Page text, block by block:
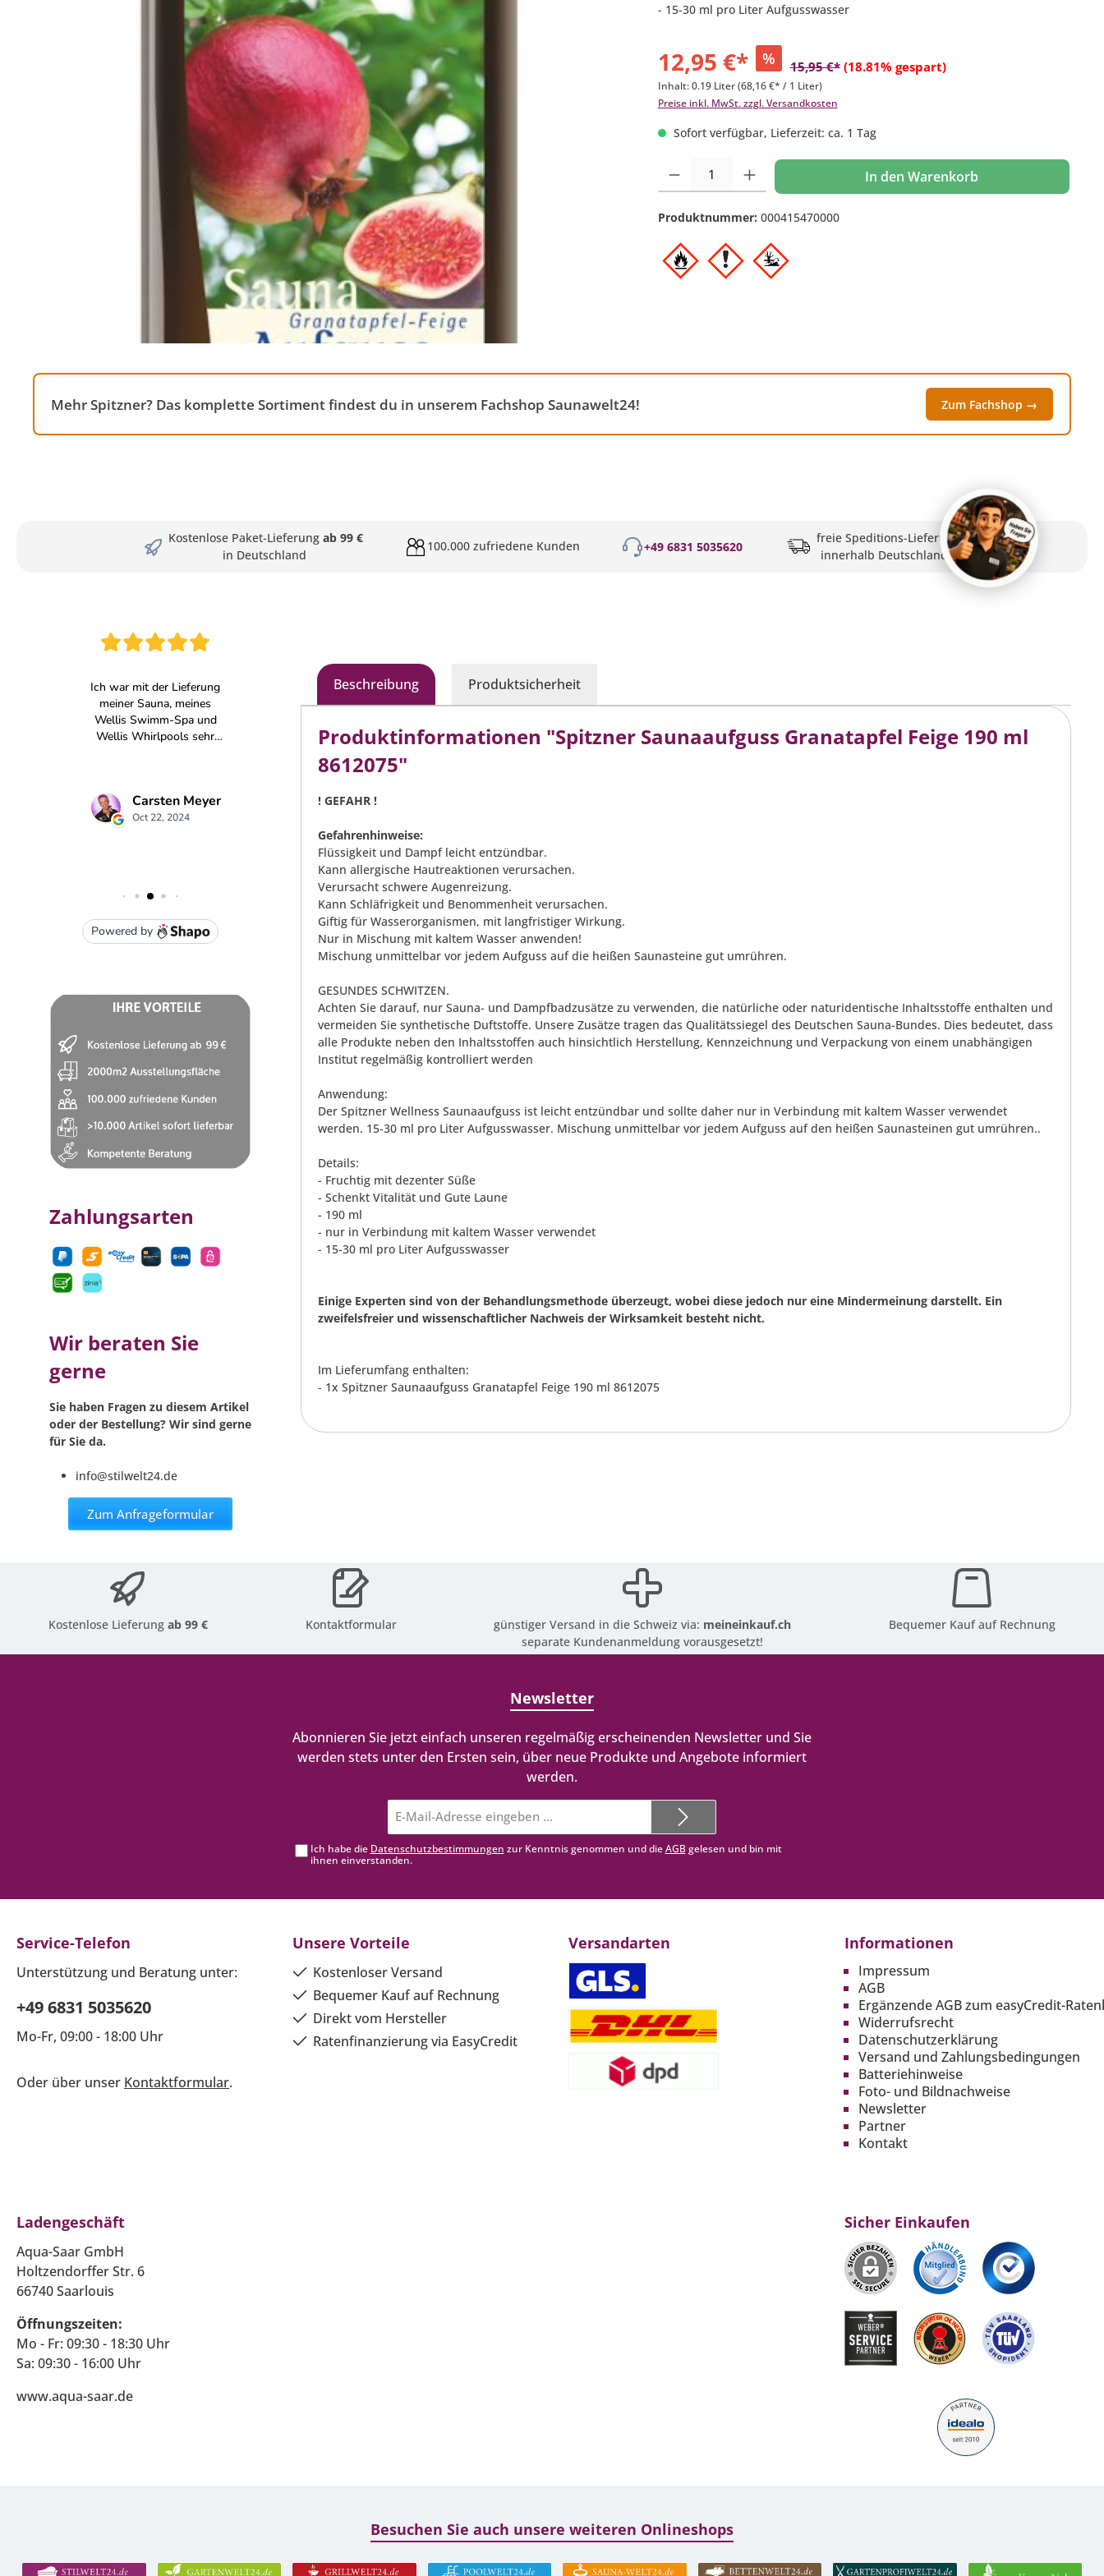
- 15-30 ml pro Liter Aufgusswasser
12,95 €* % 15,95 €* (18.81% gespart)
Inhalt:0.19 Liter(68,16 €* / 1 Liter)
Preise inkl. MwSt. zzgl. Versandkosten
Sofort verfügbar, Lieferzeit: ca. 1 Tag
Produkt Anzahl: Gib den gewünschten Wert ein oder benutze die Schaltflächen um die
In den Warenkorb
Produktnummer: 000415470000
Mehr Spitzner? Das komplette Sortiment findest du in unserem Fachshop Saunawelt24! Zum Fachshop →
Kostenlose Paket-Lieferung ab 99 €
in Deutschland
100.000 zufriedene Kunden +49 6831 5035620
freie Speditions-Lieferung
innerhalb Deutschlands
Zahlungsarten
Wir beraten Sie
gerne
Sie haben Fragen zu diesem Artikel
oder der Bestellung? Wir sind gerne
für Sie da.
info@stilwelt24.de
Zum Anfrageformular
Beschreibung Produktsicherheit
Produktinformationen "Spitzner Saunaaufguss Granatapfel Feige 190 ml
8612075"
! GEFAHR !
Gefahrenhinweise:
Flüssigkeit und Dampf leicht entzündbar.
Kann allergische Hautreaktionen verursachen.
Verursacht schwere Augenreizung.
Kann Schläfrigkeit und Benommenheit verursachen.
Giftig für Wasserorganismen, mit langfristiger Wirkung.
Nur in Mischung mit kaltem Wasser anwenden!
Mischung unmittelbar vor jedem Aufguss auf die heißen Saunasteine gut umrühren.
GESUNDES SCHWITZEN.
Achten Sie darauf, nur Sauna- und Dampfbadzusätze zu verwenden, die natürliche oder naturidentische Inhaltsstoffe enthalten und
vermeiden Sie synthetische Duftstoffe. Unsere Zusätze tragen das Qualitätssiegel des Deutschen Sauna-Bundes. Dies bedeutet, dass
alle Produkte neben den Inhaltsstoffen auch hinsichtlich Herstellung, Kennzeichnung und Verpackung von einem unabhängigen
Institut regelmäßig kontrolliert werden
Anwendung:
Der Spitzner Wellness Saunaaufguss ist leicht entzündbar und sollte daher nur in Verbindung mit kaltem Wasser verwendet
werden. 15-30 ml pro Liter Aufgusswasser. Mischung unmittelbar vor jedem Aufguss auf den heißen Saunasteinen gut umrühren..
Details:
- Fruchtig mit dezenter Süße
- Schenkt Vitalität und Gute Laune
- 190 ml
- nur in Verbindung mit kaltem Wasser verwendet
- 15-30 ml pro Liter Aufgusswasser
Einige Experten sind von der Behandlungsmethode überzeugt, wobei diese jedoch nur eine Mindermeinung darstellt. Ein
zweifelsfreier und wissenschaftlicher Nachweis der Wirksamkeit besteht nicht.
Im Lieferumfang enthalten:
- 1x Spitzner Saunaaufguss Granatapfel Feige 190 ml 8612075
Kostenlose Lieferungab 99 € Kontaktformular günstiger Versand in die Schweiz via: meineinkauf.ch
separate Kundenanmeldung vorausgesetzt!
Bequemer Kauf auf Rechnung
Newsletter
Abonnieren Sie jetzt einfach unseren regelmäßig erscheinenden Newsletter und Sie
werden stets unter den Ersten sein, über neue Produkte und Angebote informiert
werden.
Mail-
Adresse*
Ich habe die Datenschutzbestimmungen zur Kenntnis genommen und dieAGBgelesen und bin mit
ihnen einverstanden.
Service-Telefon
Unterstützung und Beratung unter:
+49 6831 5035620
Mo-Fr, 09:00 - 18:00 Uhr
Oder über unser Kontaktformular.
Unsere Vorteile
Kostenloser Versand
Bequemer Kauf auf Rechnung
Direkt vom Hersteller
Ratenfinanzierung via EasyCredit
Versandarten Informationen
Impressum
AGB
Ergänzende AGB zum easyCredit-
Widerrufsrecht
Datenschutzerklärung
Versand und Zahlungsbedingungen
Batteriehinweise
Foto- und Bildnachweise
Newsletter
Partner
Kontakt
Ladengeschäft
Aqua-Saar GmbH
Holtzendorffer Str. 6
66740 Saarlouis
Öffnungszeiten:
Mo - Fr: 09:30 - 18:30 Uhr
Sa: 09:30 - 16:00 Uhr
www.aqua-saar.de
Sicher Einkaufen
Besuchen Sie auch unsere weiteren Onlineshops